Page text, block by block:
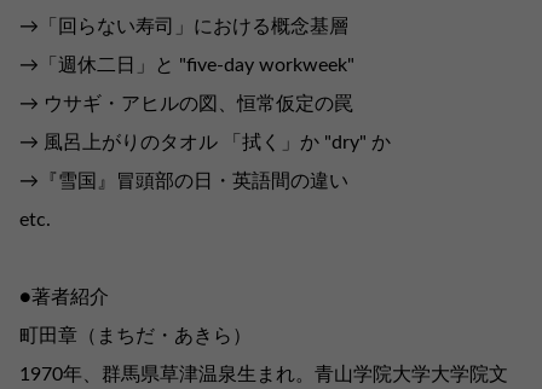
→「回らない寿司」における概念基層
→「週休二日」と "five-day workweek"
→ ウサギ・アヒルの図、恒常仮定の罠
→ 風呂上がりのタオル 「拭く」か "dry" か
→『雪国』冒頭部の日・英語間の違い
etc.
●著者紹介
町田章（まちだ・あきら）
1970年、群馬県草津温泉生まれ。青山学院大学大学院文